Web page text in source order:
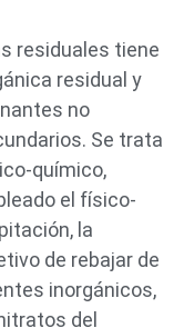
residuales tiene
residual y
no
Se trata
químico,
el físico-
la
de rebajar de
inorgánicos,
del